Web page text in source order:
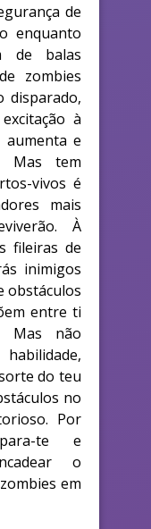
de
enquanto
de balas
zombies
disparado,
à
aumenta e
Mas tem
vivos é
mais
À
fileiras de
inimigos
obstáculos
entre ti
Mas não
do teu
no
Por
te e
o
em